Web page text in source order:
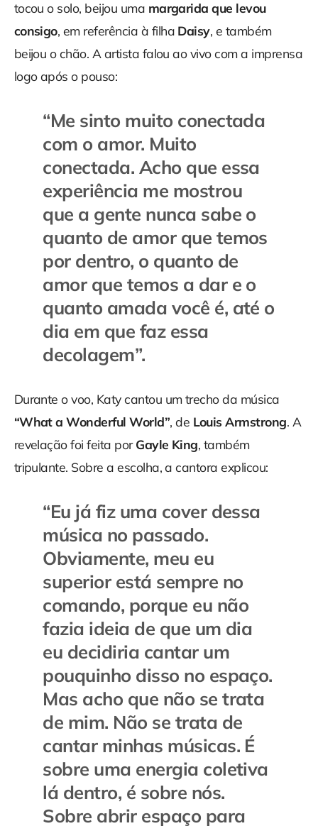
tocou o solo, beijou uma margarida que levou
consigo, em referência à filha Daisy, e também
beijou o chão. A artista falou ao vivo com a imprensa
logo após o pouso:
“Me sinto muito conectada
com o amor. Muito
conectada. Acho que essa
experiência me mostrou
que a gente nunca sabe o
quanto de amor que temos
por dentro, o quanto de
amor que temos a dar e o
quanto amada você é, até o
dia em que faz essa
decolagem”.
Durante o voo, Katy cantou um trecho da música
“What a Wonderful World”, de Louis Armstrong. A
revelação foi feita porGayle King, também
tripulante. Sobre a escolha, a cantora explicou:
“Eu já fiz uma cover dessa
música no passado.
Obviamente, meu eu
superior está sempre no
comando, porque eu não
fazia ideia de que um dia
eu decidiria cantar um
pouquinho disso no espaço.
Mas acho que não se trata
de mim. Não se trata de
cantar minhas músicas. É
sobre uma energia coletiva
lá dentro, é sobre nós.
Sobre abrir espaço para